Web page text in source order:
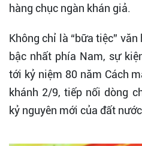
hàng chục ngàn khán giả.
Không chỉ là “bữa tiệc”
bậc nhất phía Nam, sự
tới kỷ niệm 80 năm Cách
khánh 2/9, tiếp nối dòng
kỷ nguyên mới của đất